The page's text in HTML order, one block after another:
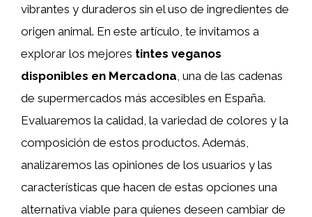
vibrantes y duraderos sin el uso de ingredientes de
origen animal. En este artículo, te invitamos a
explorar los mejores tintes veganos
disponibles en Mercadona, una de las cadenas
de supermercados más accesibles en España.
Evaluaremos la calidad, la variedad de colores y la
composición de estos productos. Además,
analizaremos las opiniones de los usuarios y las
características que hacen de estas opciones una
alternativa viable para quienes deseen cambiar de